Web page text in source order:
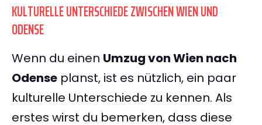
KULTURELLE UNTERSCHIEDE ZWISCHEN WIEN UND
ODENSE
Wenn du einen Umzug von Wien nach
Odense planst, ist es nützlich, ein paar
kulturelle Unterschiede zu kennen. Als
erstes wirst du bemerken, dass diese